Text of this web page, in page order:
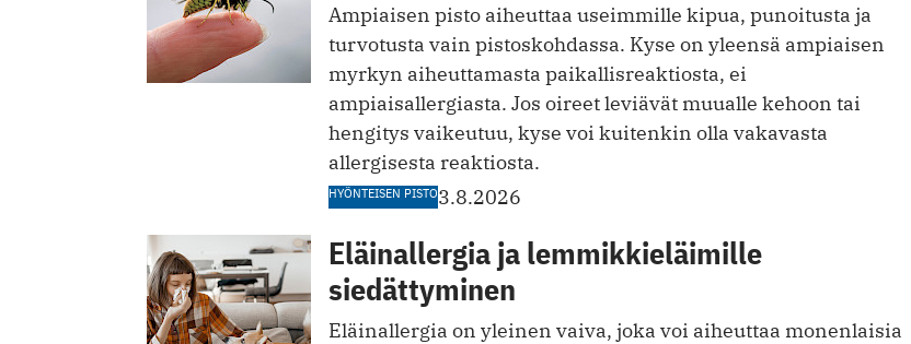
Ampiaisen pisto aiheuttaa useimmille kipua, punoitusta ja
turvotusta vain pistoskohdassa. Kyse on yleensä ampiaisen
myrkyn aiheuttamasta paikallisreaktiosta, ei
ampiaisallergiasta. Jos oireet leviävät muualle kehoon tai
hengitys vaikeutuu, kyse voi kuitenkin olla vakavasta
allergisesta reaktiosta.
HYÖNTEISEN PISTO3.8.2026
Eläinallergia ja lemmikkieläimille
siedättyminen
Eläinallergia on yleinen vaiva, joka voi aiheuttaa monenlaisia